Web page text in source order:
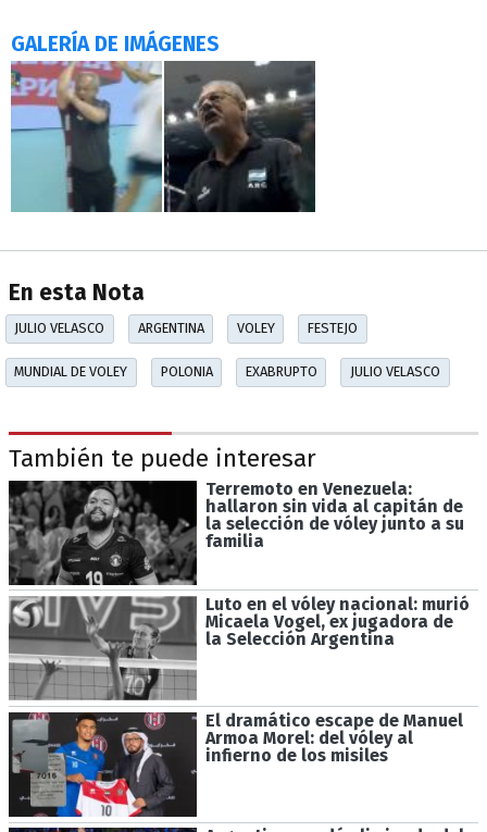
GALERÍA DE IMÁGENES
En esta Nota
JULIO VELASCO ARGENTINA VOLEY FESTEJO
MUNDIAL DE VOLEY POLONIA EXABRUPTO JULIO VELASCO
También te puede interesar
Terremoto en Venezuela:
hallaron sin vida al capitán de
la selección de vóley junto a su
familia
Luto en el vóley nacional: murió
Micaela Vogel, ex jugadora de
la Selección Argentina
El dramático escape de Manuel
Armoa Morel: del vóley al
infierno de los misiles